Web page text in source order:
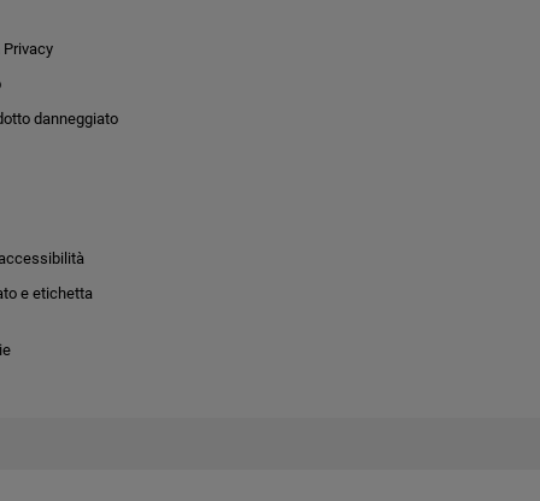
danneggiato
e etichetta